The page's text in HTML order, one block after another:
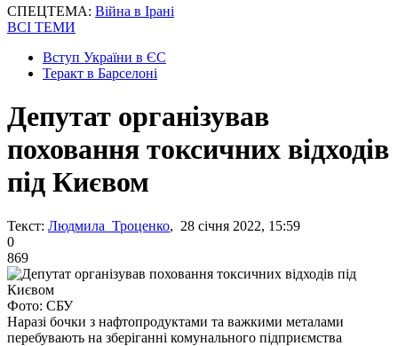
СПЕЦТЕМА: Війна в Ірані
ВСІ ТЕМИ
Вступ України в ЄС
Теракт в Барселоні
Депутат організував
поховання токсичних відходів
під Києвом
Текст: Людмила Троценко, 28 січня 2022, 15:59
0
869
Фото: СБУ
Наразі бочки з нафтопродуктами та важкими металами
перебувають на зберіганні комунального підприємства